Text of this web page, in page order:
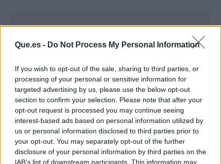
Que.es - Do Not Process My Personal Information
If you wish to opt-out of the sale, sharing to third parties, or
processing of your personal or sensitive information for
targeted advertising by us, please use the below opt-out
section to confirm your selection. Please note that after your
opt-out request is processed you may continue seeing
interest-based ads based on personal information utilized by
us or personal information disclosed to third parties prior to
your opt-out. You may separately opt-out of the further
disclosure of your personal information by third parties on the
IAB’s list of downstream participants. This information may
Publicidad